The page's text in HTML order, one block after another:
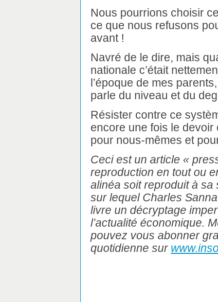
Nous pourrions choisir
ce que nous refusons
avant !
Navré de le dire, mais
nationale c’était
l’époque de mes
parle du niveau et du
Résister contre ce
encore une fois le
pour nous-mêmes et
Ceci est un article «
reproduction en tout ou
alinéa soit reproduit à sa
sur lequel Charles
livre un décryptage
l’actualité économique.
pouvez vous abonner
quotidienne sur